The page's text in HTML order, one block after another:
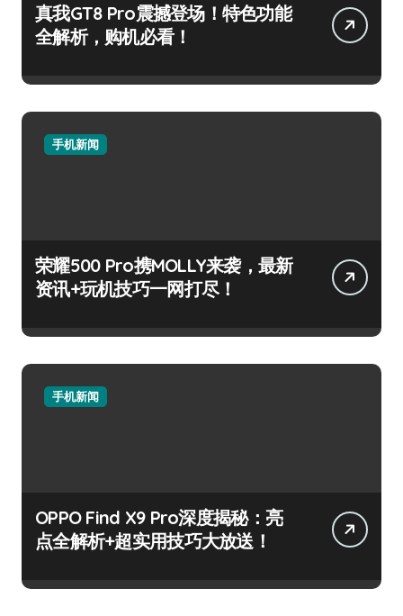
真我GT8 Pro震撼登场！特色功能
全解析，购机必看！
手机新闻
荣耀500 Pro携MOLLY来袭，最新
资讯+玩机技巧一网打尽！
手机新闻
OPPO Find X9 Pro深度揭秘：亮
点全解析+超实用技巧大放送！